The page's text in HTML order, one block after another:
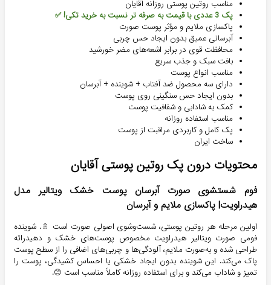
مناسب روتین پوستی روزانه آقایان
پک 3 عددی با قیمت به صرفه تر نسبت به خرید تکی! ✅
پاکسازی ملایم و مؤثر پوست صورت
آبرسانی عمیق بدون ایجاد حس چربی
محافظت قوی در برابر اشعه‌های مضر خورشید
بافت سبک و جذب سریع
مناسب انواع پوست
دارای سه محصول ضد آفتاب + شوینده + آبرسان
بدون ایجاد حس سنگینی روی پوست
کمک به شادابی و شفافیت پوست
مناسب استفاده روزانه
پک کامل و کاربردی مراقبت از پوست
ساخت ایران
محتویات درون پک روتین پوستی آقایان
فوم شستشوی صورت آبرسان پوست خشک ویتالیر مدل
هیدراویت| پاکسازی ملایم و آبرسان
اولین مرحله هر روتین پوستی، شست‌وشوی اصولی صورت است 🚿. شوینده
فومی صورت ویتالیر هیدراویت مخصوص پوست‌های خشک و دهیدراته
طراحی شده و به‌صورت ملایم، آلودگی‌ها و چربی‌های اضافی را از سطح پوست
پاک می‌کند. این شوینده بدون ایجاد خشکی یا احساس کشیدگی، پوست را
تمیز و شاداب می‌کند و برای استفاده روزانه کاملاً مناسب است 😊.